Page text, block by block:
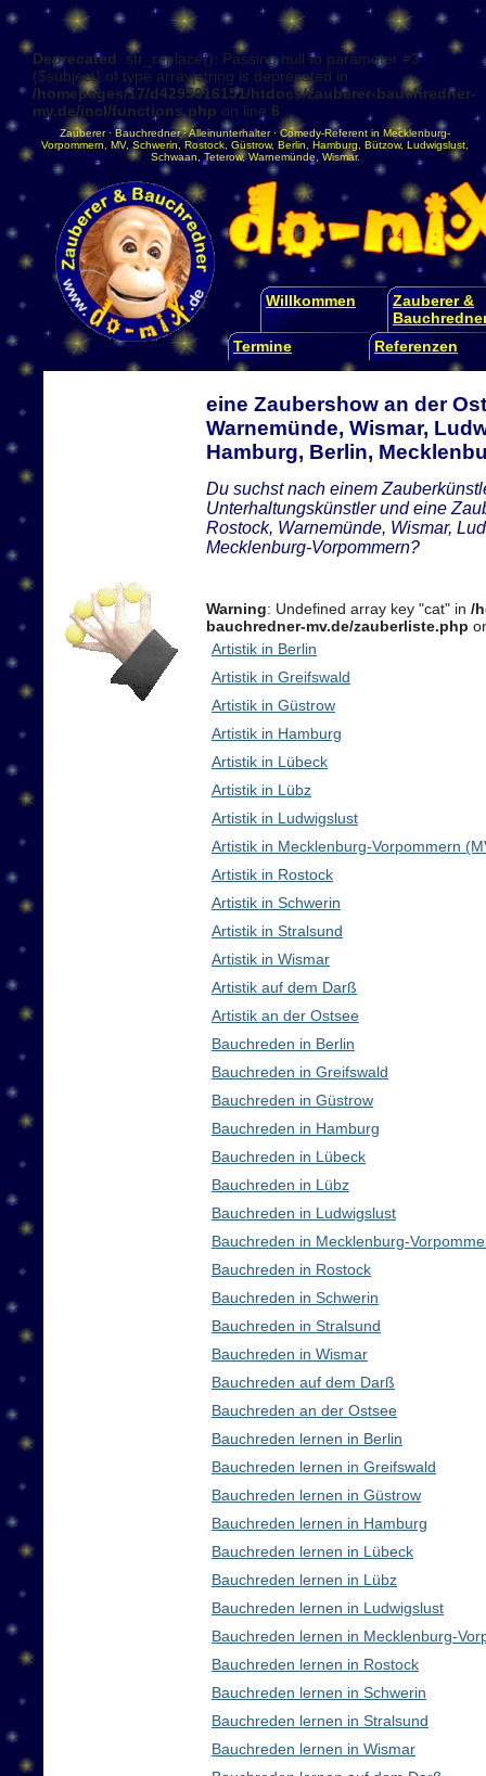
Deprecated: str_replace(): Passing null to parameter #3
($subject) of type array|string is deprecated in
/homepages/17/d4295016151/htdocs/zauberer-bauchredner-
mv.de/incl/functions.php on line 6
Zauberer·Bauchredner·Alleinunterhalter· Comedy-Referent in Mecklenburg-
Vorpommern
MV, Schwerin Rostock Güstrow, Berlin Hamburg Bützow, Ludwigslust
Schwaan ,Teterow,Warnemünde Wismar.
Willkommen
Zauberer &
Termine
Referenzen
eine Zaubershow an der
Warnemünde, Wismar,
Hamburg, Berlin,
Du suchst nach einem
Unterhaltungskünstler und eine
Rostock, Warnemünde, Wismar,
Mecklenburg-Vorpommern?
Warning: Undefined array key "cat" in /
bauchredner-mv.de/zauberliste.php
Artistik in Berlin
Artistik in Greifswald
Artistik in Güstrow
Artistik in Hamburg
Artistik in Lübeck
Artistik in Lübz
Artistik in Ludwigslust
Artistik in Mecklenburg-Vorpommern
Artistik in Rostock
Artistik in Schwerin
Artistik in Stralsund
Artistik in Wismar
Artistik auf dem Darß
Artistik an der Ostsee
Bauchreden in Berlin
Bauchreden in Greifswald
Bauchreden in Güstrow
Bauchreden in Hamburg
Bauchreden in Lübeck
Bauchreden in Lübz
Bauchreden in Ludwigslust
Bauchreden in Mecklenburg-
Bauchreden in Rostock
Bauchreden in Schwerin
Bauchreden in Stralsund
Bauchreden in Wismar
Bauchreden auf dem Darß
Bauchreden an der Ostsee
Bauchreden lernen in Berlin
Bauchreden lernen in Greifswald
Bauchreden lernen in Güstrow
Bauchreden lernen in Hamburg
Bauchreden lernen in Lübeck
Bauchreden lernen in Lübz
Bauchreden lernen in Ludwigslust
Bauchreden lernen in Mecklenburg-
Bauchreden lernen in Rostock
Bauchreden lernen in Schwerin
Bauchreden lernen in Stralsund
Bauchreden lernen in Wismar